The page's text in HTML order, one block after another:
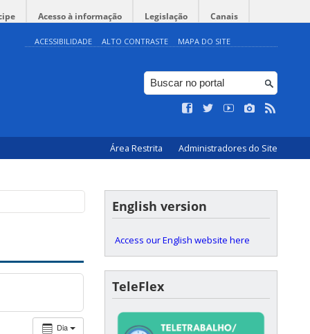
Acesso à informação Legislação Canais
ACESSIBILIDADE ALTO CONTRASTE MAPA DO SITE
Área Restrita Administradores do Site
Dia
English version
Access our English website here
TeleFlex